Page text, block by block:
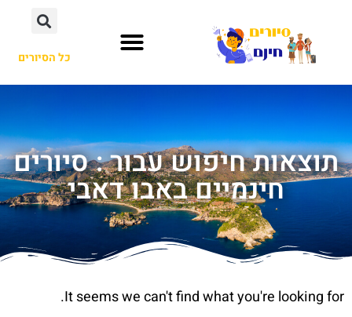
כל הסיורים
תוצאות חיפוש עבור : סיורים
חינמיים באבו דאבי
It seems we can't find what you're looking for.